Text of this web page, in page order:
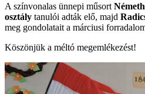
A színvonalas ünnepi műsort
osztály tanulói adták elő, majd
meg gondolatait a márciusi
Köszönjük a méltó megemlékezést!